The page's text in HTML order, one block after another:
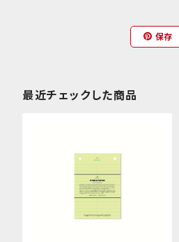
保存
最近チェックした商品